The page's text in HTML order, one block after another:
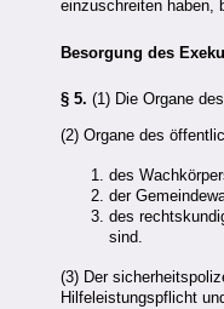
einzuschreiten haben,
Besorgung des
§ 5. (1) Die Organe
(2) Organe des
des
der
des
sind.
(3) Der
Hilfeleistungspflicht